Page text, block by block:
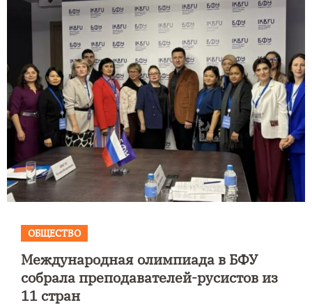
ОБЩЕСТВО
Международная олимпиада в БФУ
собрала преподавателей-русистов из
11 стран